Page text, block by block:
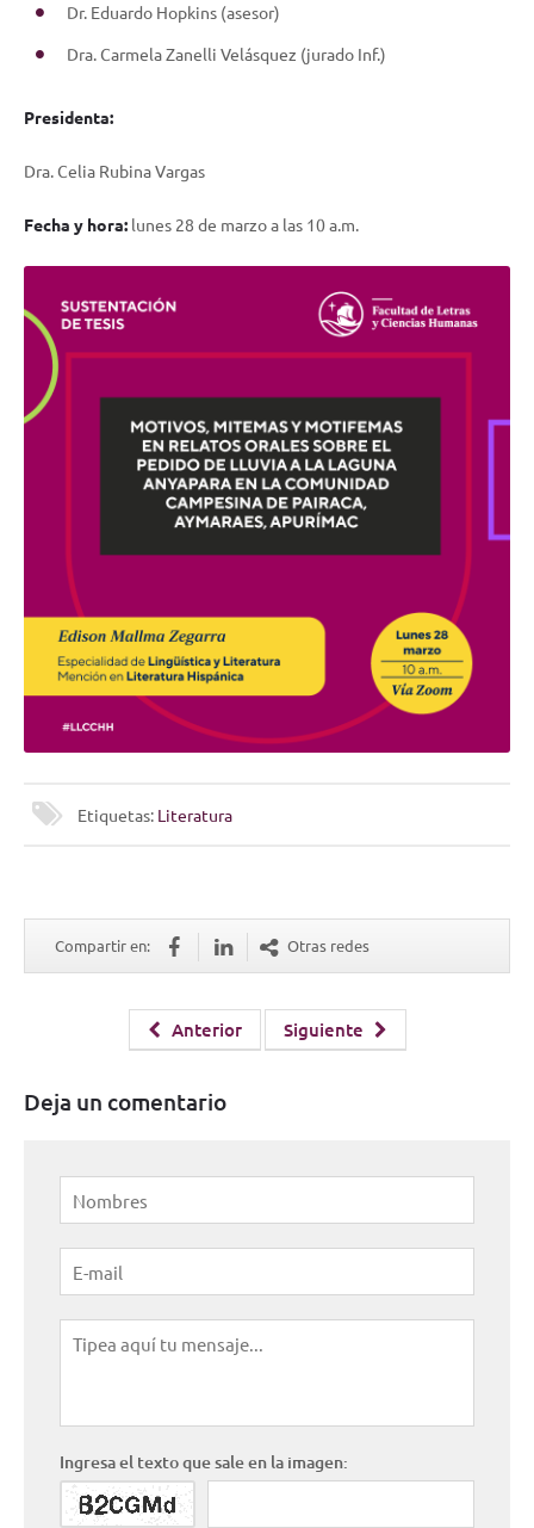
Dr. Eduardo Hopkins (asesor)
Dra. Carmela Zanelli Velásquez (jurado Inf.)
Presidenta:
Dra. Celia Rubina Vargas
Fecha y hora: lunes 28 de marzo a las 10 a.m.
Etiquetas: Literatura
Compartir en: Otras redes
Anterior Siguiente
Deja un comentario
Ingresa el texto que sale en la imagen: